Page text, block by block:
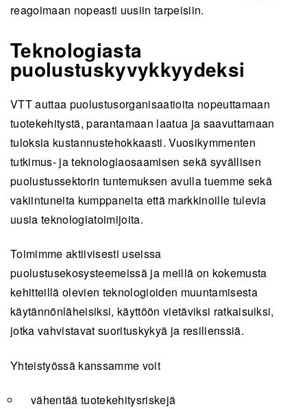
reagoimaan nopeasti uusiin tarpeisiin.
Teknologiasta
puolustuskyvykkyydeksi
VTT auttaa puolustusorganisaatioita nopeuttamaan
tuotekehitystä, parantamaan laatua ja saavuttamaan
tuloksia kustannustehokkaasti. Vuosikymmenten
tutkimus- ja teknologiaosaamisen sekä syvällisen
puolustussektorin tuntemuksen avulla tuemme sekä
vakiintuneita kumppaneita että markkinoille tulevia
uusia teknologiatoimijoita.
Toimimme aktiivisesti useissa
puolustusekosysteemeissä ja meillä on kokemusta
kehitteillä olevien teknologioiden muuntamisesta
käytännönläheisiksi, käyttöön vietäviksi ratkaisuiksi,
jotka vahvistavat suorituskykyä ja resilienssiä.
Yhteistyössä kanssamme voit
vähentää tuotekehitysriskejä